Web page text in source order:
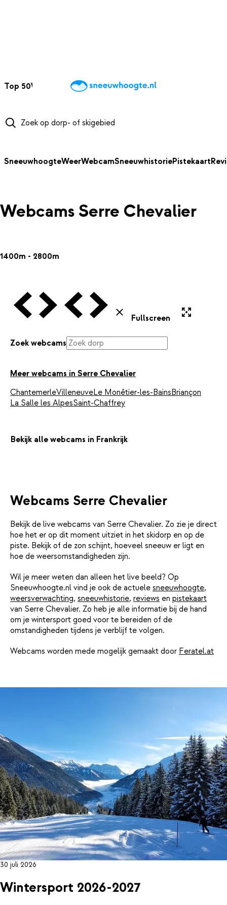
Top 50Webcams WintersportweerKaarten
SneeuwhoogteWeerWebcamSneeuwhistoriePistekaart
Webcams Serre Chevalier
1400m - 2800m
Vorige Webcam
Volgende Webcam
Vorige Webcam
Volgende Webcam
Sluiten
Fullscreen
Zoek webcams
Meer webcams in Serre Chevalier
ChantemerleVilleneuveLe Monêtier-les-BainsBriançon
La Salle les AlpesSaint-Chaffrey
Bekijk alle webcams in Frankrijk
Webcams Serre Chevalier
Bekijk de live webcams van Serre Chevalier. Zo zie je direct
hoe het er op dit moment uitziet in het skidorp en op de
piste. Bekijk of de zon schijnt, hoeveel sneeuw er ligt en
hoe de weersomstandigheden zijn.
Wil je meer weten dan alleen het live beeld? Op
Sneeuwhoogte.nl vind je ook de actuele sneeuwhoogte,
weersverwachting, sneeuwhistorie, reviews en pistekaart
van Serre Chevalier. Zo heb je alle informatie bij de hand
om je wintersport goed voor te bereiden of de
omstandigheden tijdens je verblijf te volgen.
Webcams worden mede mogelijk gemaakt door Feratel.at
30 juli 2026
Wintersport 2026-2027